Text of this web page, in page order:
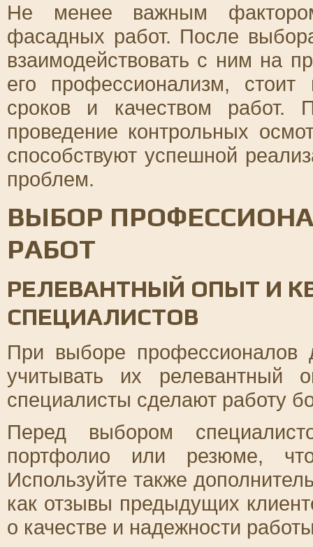
Не менее важным
фасадных работ. После
взаимодействовать с ним на
его профессионализм,
сроков и качеством работ.
проведение контрольных
способствуют успешной
проблем.
ВЫБОР
РАБОТ
РЕЛЕВАНТНЫЙ ОПЫТ И
СПЕЦИАЛИСТОВ
При выборе профессионалов
учитывать их
специалисты сделают работу
Перед выбором
портфолио или резюме,
Используйте также
как отзывы предыдущих
о качестве и надежности